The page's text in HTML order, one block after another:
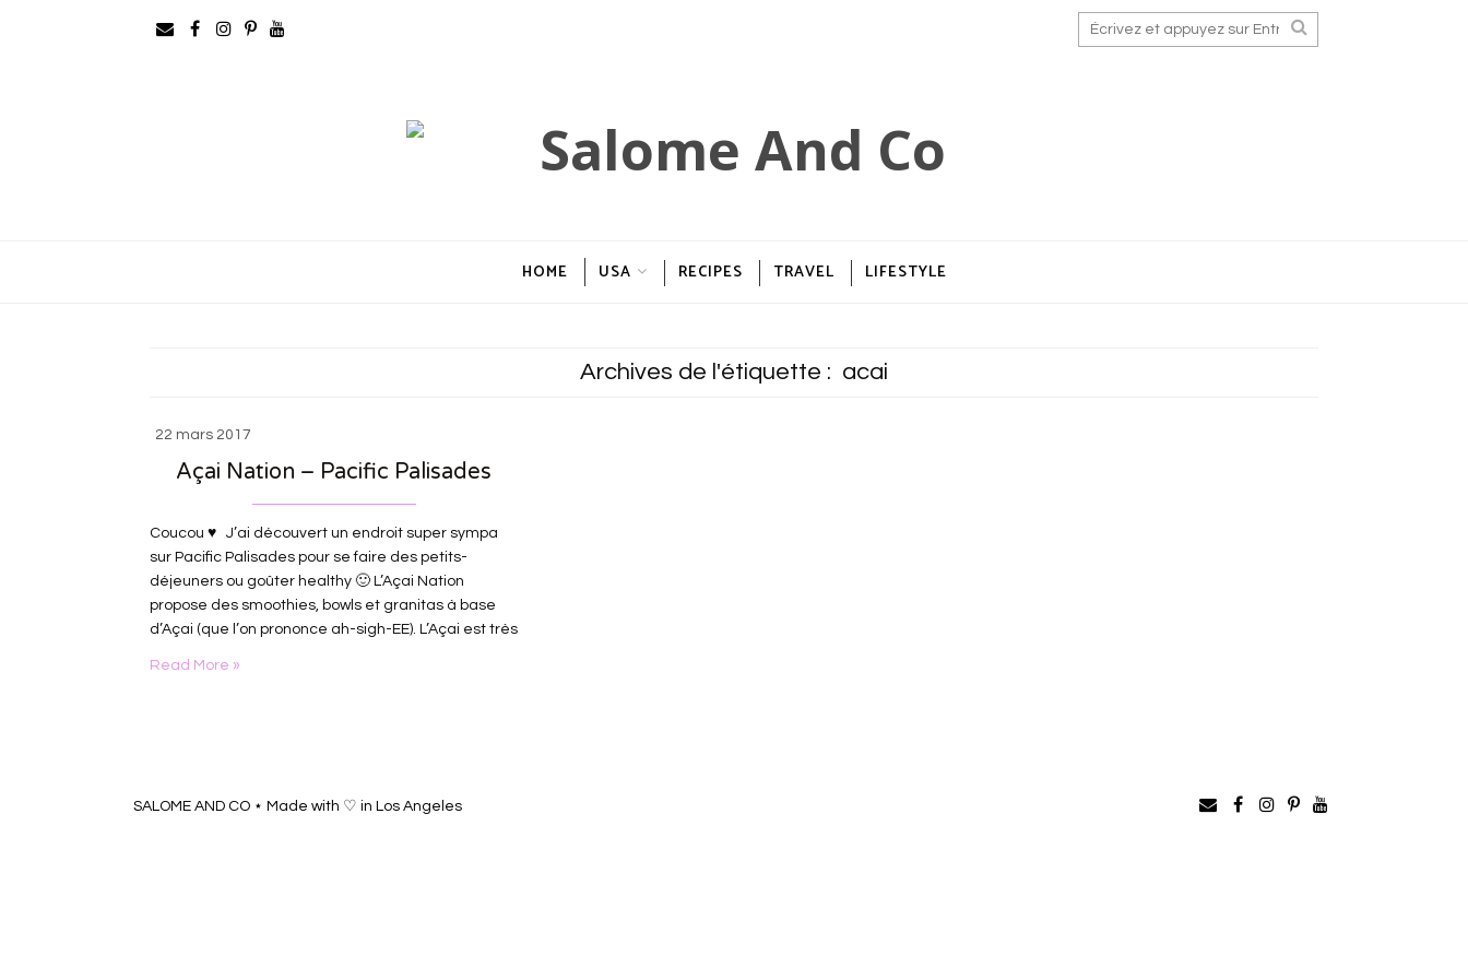
HOME USA RECIPES TRAVEL LIFESTYLE
Archives de l'étiquette : acai
22 mars 2017
Açai Nation – Pacific Palisades
Coucou ♥ J’ai découvert un endroit super sympa
sur Pacific Palisades pour se faire des petits-
déjeuners ou goûter healthy 🙂 L’Açai Nation
propose des smoothies, bowls et granitas à base
d’Açai (que l’on prononce ah-sigh-EE). L’Açai est très
Read More »
SALOME AND CO ⋆ Made with ♡ in Los Angeles